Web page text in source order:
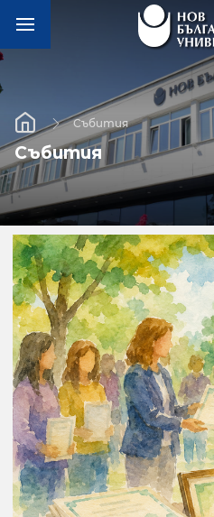
Събития
Събития